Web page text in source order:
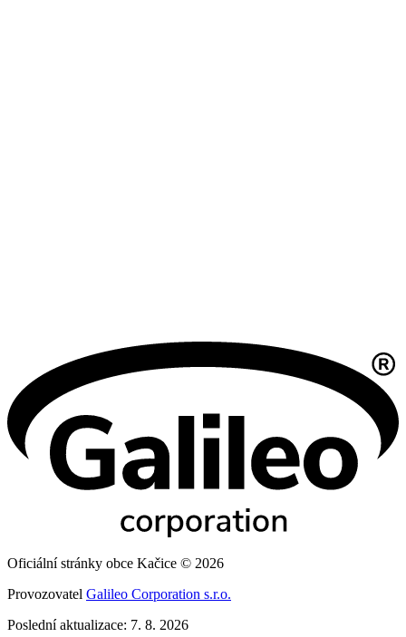
Oficiální stránky obce Kačice © 2026
Provozovatel Galileo Corporation s.r.o.
Poslední aktualizace: 7. 8. 2026